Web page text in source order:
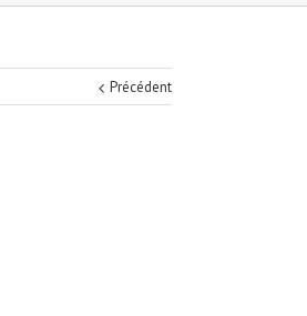
Précédent